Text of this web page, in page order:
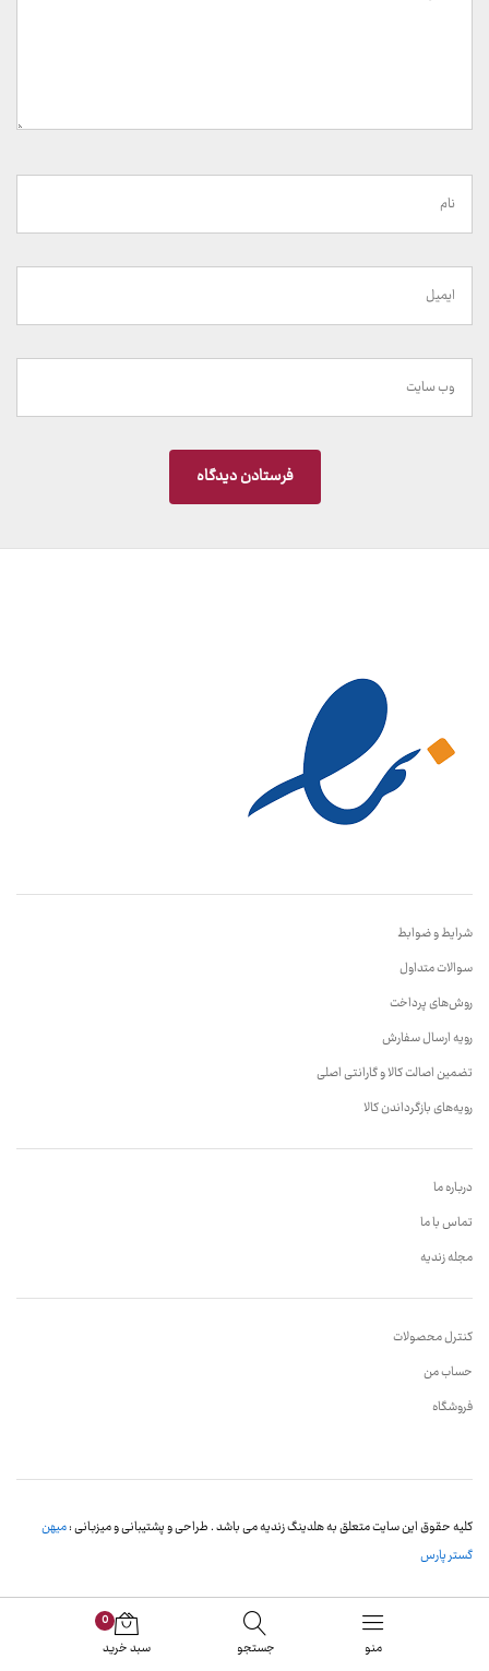
شرایط و ضوابط
سوالات متداول
روش‌های پرداخت
رویه ارسال سفارش
تضمین اصالت کالا و گارانتی اصلی
رویه‌های بازگرداندن کالا
درباره ما
تماس با ما
مجله زندیه
کنترل محصولات
حساب من
فروشگاه
کلیه حقوق این سایت متعلق به هلدینگ زندیه می باشد . طراحی و پشتیبانی و میزبانی :میهن
گستر پارس
منو جستجو
0
سبد خرید